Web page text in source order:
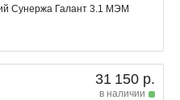
Сунержа Галант 3.1 МЭМ
31 150 р.
в наличии